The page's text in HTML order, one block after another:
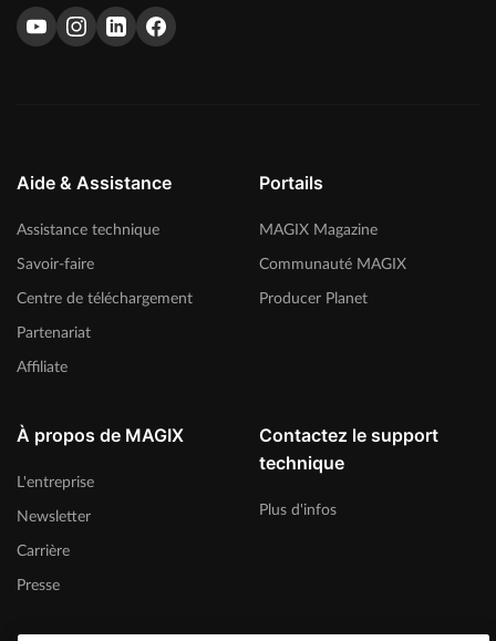
Aide & Assistance
Assistance technique
Savoir-faire
Centre de téléchargement
Partenariat
Affiliate
Portails
MAGIX Magazine
Communauté MAGIX
Producer Planet
À propos de MAGIX
L'entreprise
Newsletter
Carrière
Presse
Contactez le support
technique
Plus d'infos